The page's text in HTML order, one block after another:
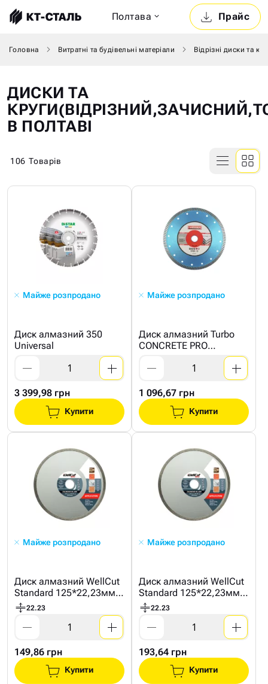
Прайс
Полтава
Головна Витратні та будівельні матеріали Відрізні диски та
ДИСКИ ТА
В ПОЛТАВІ
106 Товарів
Майже розпродано
Диск алмазний 350
Universal
3 399,98 грн
Купити
Майже розпродано
Диск алмазний Turbo
CONCRETE PRO
1 096,67 грн
Купити
Майже розпродано
Диск алмазний WellCut
Standard 125*22,23мм
24Т22.23
149,86 грн
Купити
Майже розпродано
Диск алмазний WellCut
Standard 125*22,23мм
40Т22.23
193,64 грн
Купити